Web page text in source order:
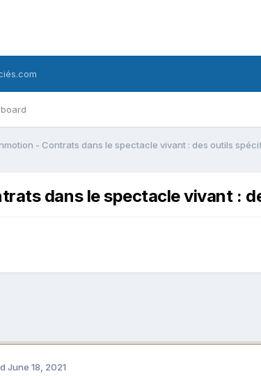
- Contrats dans le spectacle vivant : des outils
dans le spectacle vivant :
June 18, 2021